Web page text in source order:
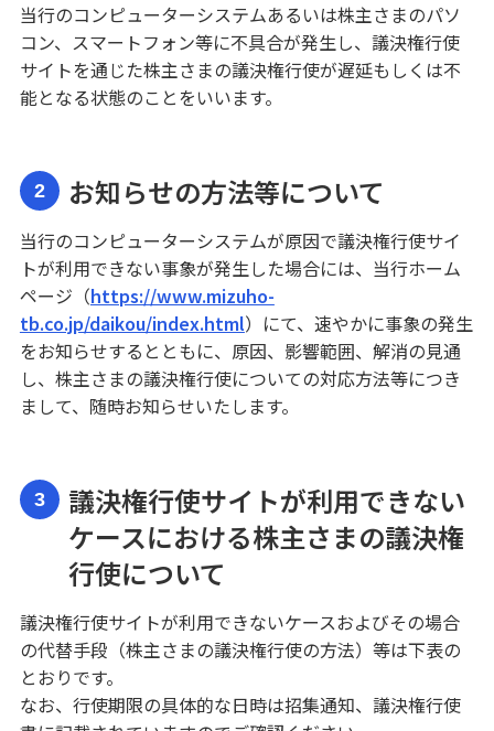
みずほ信託銀行について
当行のコンピューターシステムあるいは株主さまのパソ
コン、スマートフォン等に不具合が発生し、議決権行使
サイトを通じた株主さまの議決権行使が遅延もしくは不
能となる状態のことをいいます。
2 お知らせの方法等について
当行のコンピューターシステムが原因で議決権行使サイ
トが利用できない事象が発生した場合には、当行ホーム
ページ（https://www.mizuho-
tb.co.jp/daikou/index.html）にて、速やかに事象の発生
をお知らせするとともに、原因、影響範囲、解消の見通
し、株主さまの議決権行使についての対応方法等につき
まして、随時お知らせいたします。
3
議決権行使サイトが利用できない
ケースにおける株主さまの議決権
行使について
議決権行使サイトが利用できないケースおよびその場合
の代替手段（株主さまの議決権行使の方法）等は下表の
とおりです。
なお、行使期限の具体的な日時は招集通知、議決権行使